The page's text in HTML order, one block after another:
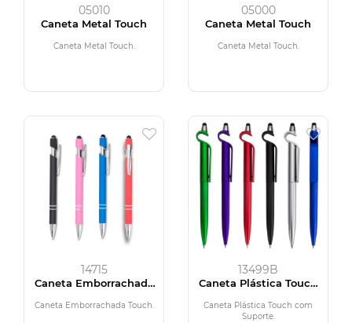
05010
Caneta Metal Touch
Caneta Metal Touch.
05000
Caneta Metal Touch
Caneta Metal Touch.
14715
Caneta Emborrachada
Caneta Emborrachada Touch.
13499B
Caneta Plástica Touch
Caneta Plástica Touch com
Suporte.